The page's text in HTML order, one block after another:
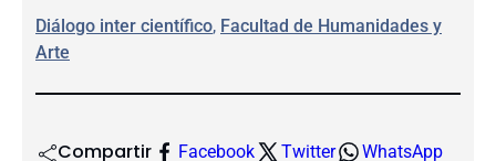
Diálogo inter científico, Facultad de Humanidades y
Arte
Compartir Facebook Twitter WhatsApp